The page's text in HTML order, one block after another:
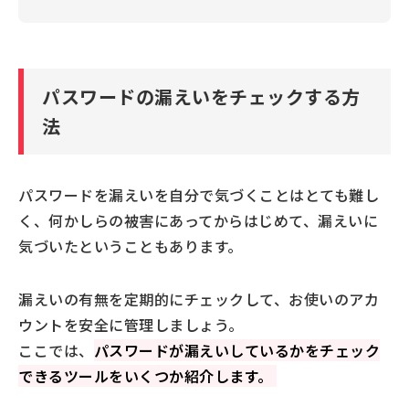
パスワードが漏えいした場合の対処法
パスワードの漏えい有無をチェックして、自分のアカウ
ントの安全を守ろう
パスワードの漏えいをチェックする方
法
パスワードを漏えいを自分で気づくことはとても難し
く、何かしらの被害にあってからはじめて、漏えいに
気づいたということもあります。
漏えいの有無を定期的にチェックして、お使いのアカ
ウントを安全に管理しましょう。
ここでは、 パスワードが漏えいしているかをチェック
できるツールをいくつか紹介します。